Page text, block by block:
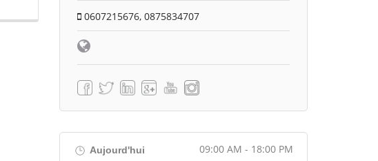
0607215676, 0875834707
Aujourd'hui 09:00 AM - 18:00 PM